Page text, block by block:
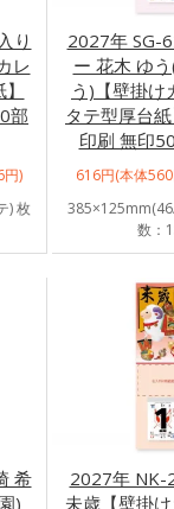
り
レ
部
円)
) 枚
2027年 SG-
ー 花木 ゆ
う)【壁掛け
タテ型厚台
印刷 無印
616円(本体
数：
希
)
2027年 NK-
未歳【壁掛